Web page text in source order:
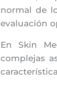
normal de
evaluación
En Skin
complejas